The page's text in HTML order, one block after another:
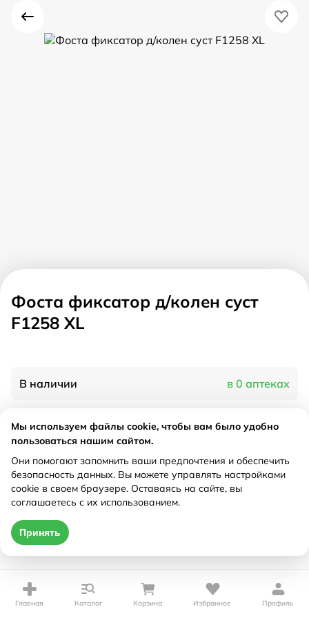
Фоста фиксатор д/колен суст
F1258 XL
В наличии в 0 аптеках
Характеристики
Рецепт Не требуется
Цена действительна только при оформлении онлайн
Главная Каталог Корзина Избранное Профиль
Мы используем файлы cookie, чтобы вам было удобно
пользоваться нашим сайтом.
Они помогают запомнить ваши предпочтения и обеспечить
безопасность данных. Вы можете управлять настройками
cookie в своем браузере. Оставаясь на сайте, вы
соглашаетесь с их использованием.
Принять